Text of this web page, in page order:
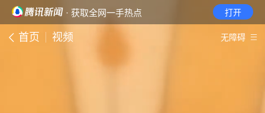
· 获取全网一手热点 打开
首页 视频 无障碍